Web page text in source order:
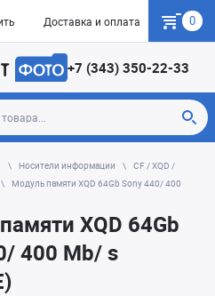
Доставка и оплата Гарантия
0
+7 (343) 350-22-33
Носители информации
CF / XQD /
Модуль памяти XQD 64Gb Sony 440/ 400
XQD 64Gb
400 Mb/ s